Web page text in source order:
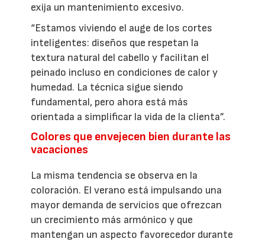
exija un mantenimiento excesivo.
“Estamos viviendo el auge de los cortes
inteligentes: diseños que respetan la
textura natural del cabello y facilitan el
peinado incluso en condiciones de calor y
humedad. La técnica sigue siendo
fundamental, pero ahora está más
orientada a simplificar la vida de la clienta”.
Colores que envejecen bien durante las
vacaciones
La misma tendencia se observa en la
coloración. El verano está impulsando una
mayor demanda de servicios que ofrezcan
un crecimiento más armónico y que
mantengan un aspecto favorecedor durante